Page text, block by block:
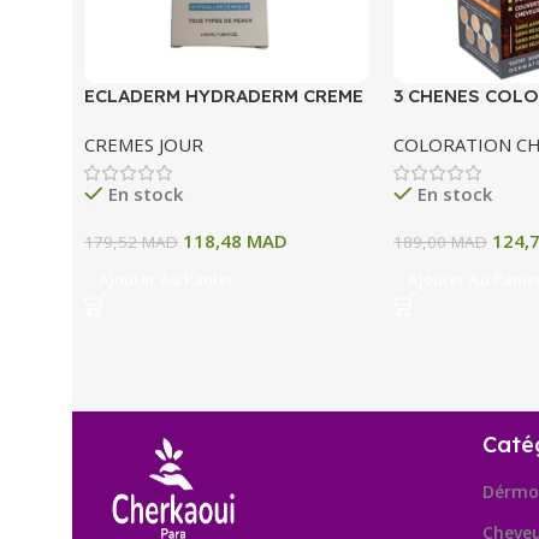
ECLADERM HYDRADERM CREME
ML
CREMES JOUR
En stock
179,52MAD 118,48 MAD
3 CHENES
A BLOND CLAIR
COLORATION
En stock
189,00MAD